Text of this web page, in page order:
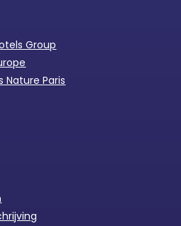
Group
Nature Paris